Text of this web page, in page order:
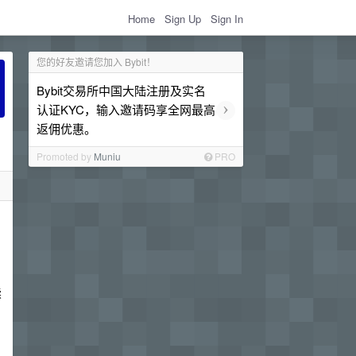
Home Sign Up Sign In
您的好友邀请您加入 Bybit！
Bybit交易所中国大陆注册及实名
认证KYC，输入邀请码享全网最高
返佣优惠。
›
Promoted by Muniu PRO